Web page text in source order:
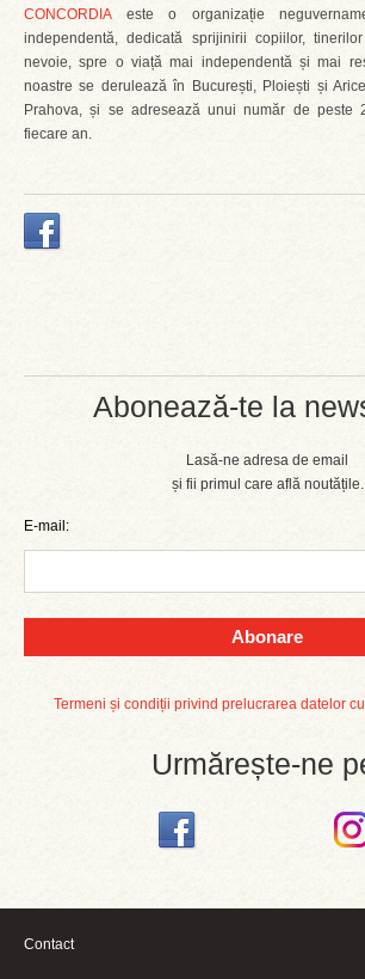
Abonează-te la
Lasă-ne adresa de email
și fii primul care află noutățile.
E-mail:
Abonare
Termeni și condiții privind prelucrarea datelor
Urmărește-ne
CONCORDIA este o organizație
independentă, dedicată sprijinirii copiilor,
nevoie, spre o viață mai independentă și mai
noastre se derulează în București, Ploiești și
Prahova, și se adresează unui număr de peste
fiecare an.
Contact